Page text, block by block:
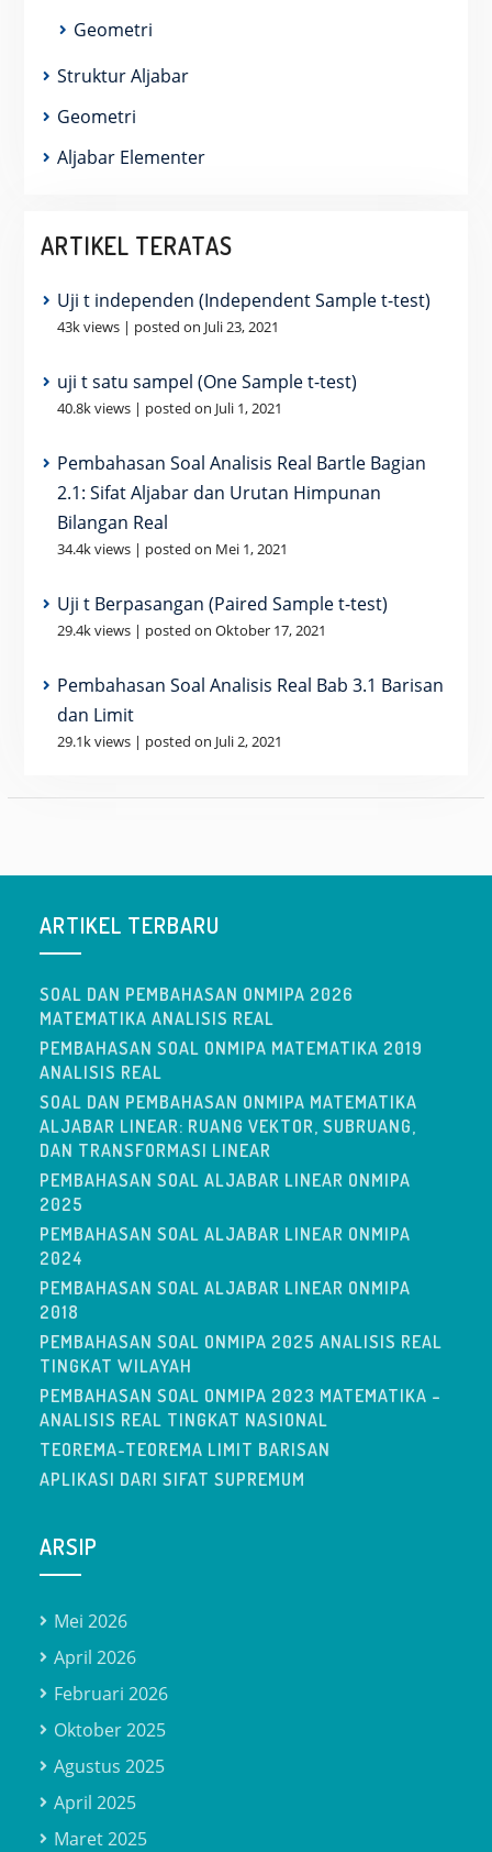
Geometri
Struktur Aljabar
Geometri
Aljabar Elementer
ARTIKEL TERATAS
Uji t independen (Independent Sample t-test)
43k views| posted on Juli 23, 2021
uji t satu sampel (One Sample t-test)
40.8k views| posted on Juli 1, 2021
Pembahasan Soal Analisis Real Bartle Bagian
2.1: Sifat Aljabar dan Urutan Himpunan
Bilangan Real
34.4k views| posted on Mei 1, 2021
Uji t Berpasangan (Paired Sample t-test)
29.4k views| posted on Oktober 17, 2021
Pembahasan Soal Analisis Real Bab 3.1 Barisan
dan Limit
29.1k views| posted on Juli 2, 2021
ARTIKEL TERBARU
SOAL DAN PEMBAHASAN ONMIPA 2026
MATEMATIKA ANALISIS REAL
PEMBAHASAN SOAL ONMIPA MATEMATIKA 2019
ANALISIS REAL
SOAL DAN PEMBAHASAN ONMIPA MATEMATIKA
ALJABAR LINEAR: RUANG VEKTOR, SUBRUANG,
DAN TRANSFORMASI LINEAR
PEMBAHASAN SOAL ALJABAR LINEAR ONMIPA
2025
PEMBAHASAN SOAL ALJABAR LINEAR ONMIPA
2024
PEMBAHASAN SOAL ALJABAR LINEAR ONMIPA
2018
PEMBAHASAN SOAL ONMIPA 2025 ANALISIS REAL
TINGKAT WILAYAH
PEMBAHASAN SOAL ONMIPA 2023 MATEMATIKA –
ANALISIS REAL TINGKAT NASIONAL
TEOREMA-TEOREMA LIMIT BARISAN
APLIKASI DARI SIFAT SUPREMUM
ARSIP
Mei 2026
April 2026
Februari 2026
Oktober 2025
Agustus 2025
April 2025
Maret 2025